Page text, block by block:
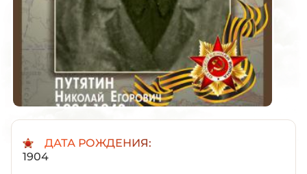
ДАТА РОЖДЕНИЯ:
1904